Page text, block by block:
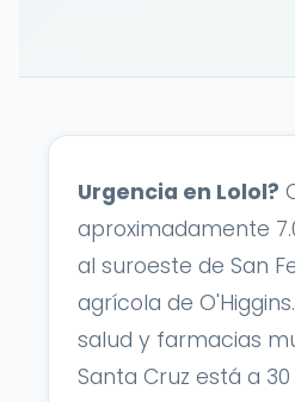
Urgencia en Lolol?
aproximadamente
al suroeste de San
agrícola de
salud y farmacias
Santa Cruz está a 30